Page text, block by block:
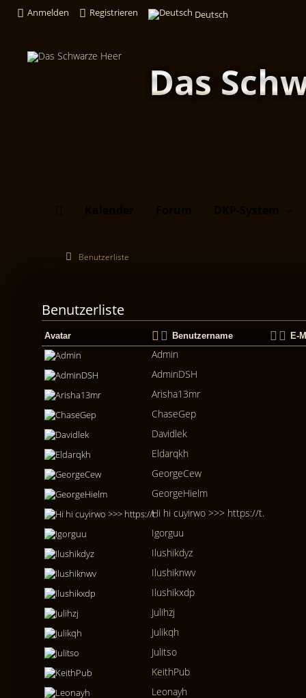
Anmelden Registrieren Deutsch
Das
Benutzerliste
Benutzerliste
Avatar Benutzername E-
Admin
AdminDSH
Arisha13mr
ChaseGep
Davidlek
Eldarqkh
GeorgeCew
GeorgeHielm
Hi hi cuyirwo >>> https://t.
Igorguu
Ilushikdyz
Ilushiknwv
Ilushikxdp
Julihzj
Julikqh
Julitso
KeithPub
Leonayh